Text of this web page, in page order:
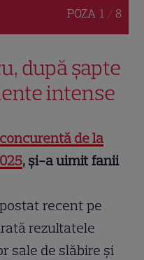
POZA 1 / 8
după șapte
intense
de la
, și-a uimit fanii
recent pe
rezultatele
sale de slăbire și